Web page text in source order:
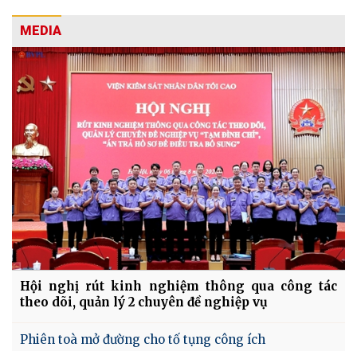
MEDIA
Hội nghị rút kinh nghiệm thông qua công tác
theo dõi, quản lý 2 chuyên đề nghiệp vụ
Phiên toà mở đường cho tố tụng công ích